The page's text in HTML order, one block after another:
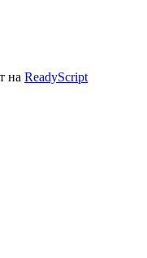
на ReadyScript